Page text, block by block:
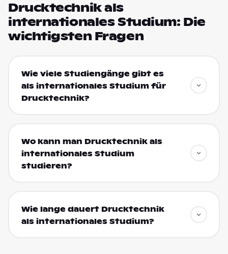
Drucktechnik als
internationales Studium: Die
wichtigsten Fragen
Wie viele Studiengänge gibt es
als internationales Studium für
Drucktechnik?
Wo kann man Drucktechnik als
internationales Studium
studieren?
Wie lange dauert Drucktechnik
als internationales Studium?